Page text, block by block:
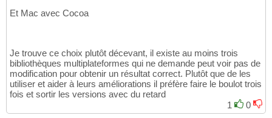
Et Mac avec Cocoa
Je trouve ce choix plutôt décevant, il existe au moins trois
bibliothèques multiplateformes qui ne demande peut voir pas de
modification pour obtenir un résultat correct. Plutôt que de les
utiliser et aider à leurs améliorations il préfère faire le boulot trois
fois et sortir les versions avec du retard
1
0